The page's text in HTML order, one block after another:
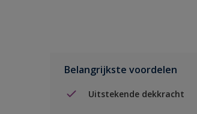
Belangrijkste voordelen
Uitstekende dekkracht